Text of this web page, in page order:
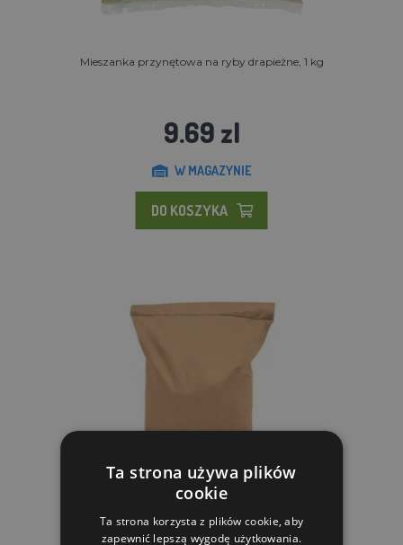
Mieszanka przynętowa na ryby drapieżne, 1 kg
9.69 zl
W MAGAZYNIE
DO KOSZYKA
Mieszanka przynętowa Wanilka - karp i lin, 10 kg
Ta strona używa plików
cookie
Ta strona korzysta z plików cookie, aby
zapewnić lepszą wygodę użytkowania.